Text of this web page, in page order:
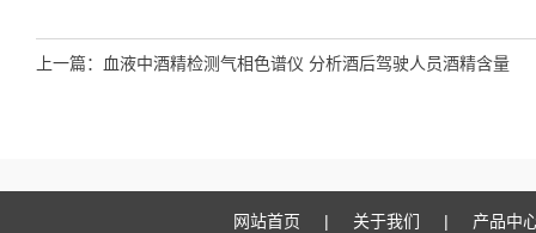
上一篇： 血液中酒精检测气相色谱仪 分析酒后驾驶人员酒精含量
网站首页 | 关于我们 | 产品中